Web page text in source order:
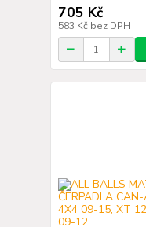
705 Kč
583 Kč bez DPH